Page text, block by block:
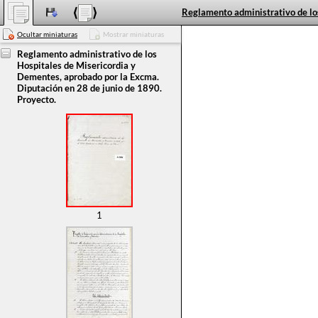
Ocultar miniaturas Mostrar miniaturas
Reglamento administrativo de los
Hospitales de Misericordia y
Dementes, aprobado por la Excma.
Diputación en 28 de junio de 1890.
Proyecto.
1